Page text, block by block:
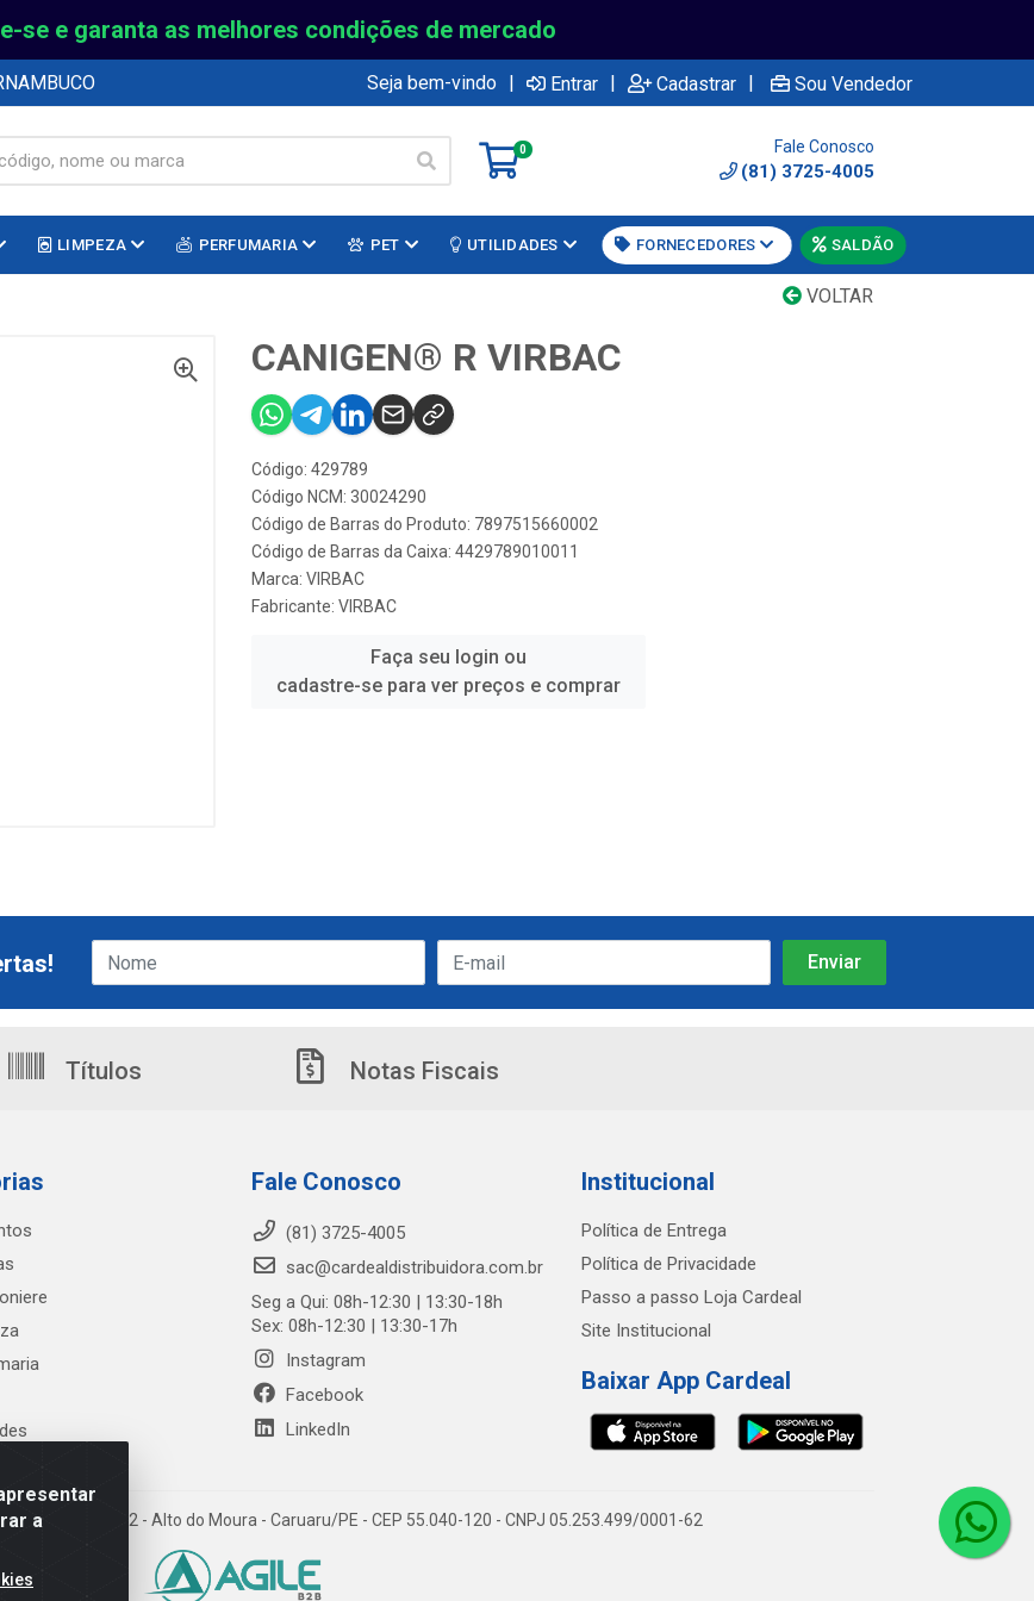
se e garanta as melhores condições de mercado
Seja bem-vindo | Entrar | Cadastrar | Sou Vendedor
0 Fale Conosco
(81) 3725-4005
LIMPEZA PERFUMARIA PET UTILIDADES FORNECEDORES SALDÃO
VOLTAR
CANIGEN® R VIRBAC
Código: 429789
Código NCM: 30024290
Código de Barras do Produto: 7897515660002
Código de Barras da Caixa: 4429789010011
Marca: VIRBAC
Fabricante: VIRBAC
Faça seu login ou
cadastre-se para ver preços e comprar
a
Títulos Notas Fiscais
Fale Conosco
(81) 3725-4005
sac@cardealdistribuidora.com.br
Seg a Qui: 08h-12:30 | 13:30-18h
Sex: 08h-12:30 | 13:30-17h
Instagram
Facebook
LinkedIn
Institucional
Política de Entrega
Política de Privacidade
Passo a passo Loja Cardeal
Site Institucional
Baixar App Cardeal
do Moura, 582 - Alto do Moura - Caruaru/PE - CEP 55.040-120 - CNPJ 05.253.499/0001-62